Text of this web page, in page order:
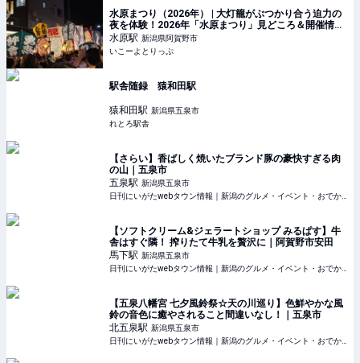
水原まつり（2026年） | 大灯籠がぶつかり合う迫力の
夜を体験！2026年「水原まつり」見どころ＆開催情報
| 新潟県阿賀野市 | いこーよとりっぷ
水原駅 新潟県阿賀野市
いこーよとりっぷ
駅舎随録 猿和田駅
猿和田駅 新潟県五泉市
れとろ駅舎
【さらい】香ばしく焼いたブランド豚の豪快すぎる肉
の山｜五泉市
五泉駅 新潟県五泉市
【ソフトクリーム&ジェラートショップ みるぱす】牛
舎はすぐ隣！ 搾りたて牛乳を贅沢に｜阿賀野市安田
馬下駅 新潟県五泉市
【五泉八幡宮 七夕風鈴祭☆天の川巡り】色鮮やかな風
鈴の音色に癒やされること間違いなし！｜五泉市
北五泉駅 新潟県五泉市